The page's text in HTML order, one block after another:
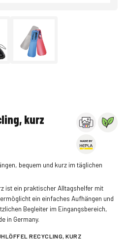
kurz
bequem und kurz im täglichen
ist ein praktischer Alltagshelfer mit
ein einfaches Aufhängen und
Begleiter im Eingangsbereich,
in Germany.
RECYCLING, KURZ